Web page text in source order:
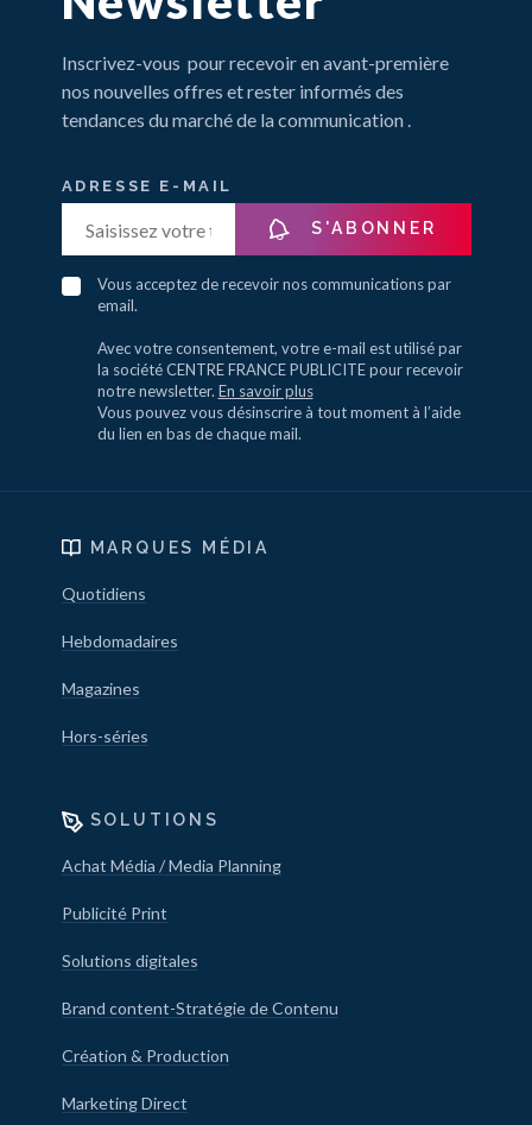
Inscrivez-vous pour recevoir en avant-première
nos nouvelles offres et rester informés des
tendances du marché de la communication .
ADRESSE E-MAIL
S'ABONNER
Vous acceptez de recevoir nos communications par
email.
Avec votre consentement, votre e-mail est utilisé par
la société CENTRE FRANCE PUBLICITE pour recevoir
notre newsletter. En savoir plus
Vous pouvez vous désinscrire à tout moment à l’aide
du lien en bas de chaque mail.
MARQUES MÉDIA
Quotidiens
Hebdomadaires
Magazines
Hors-séries
SOLUTIONS
Achat Média / Media Planning
Publicité Print
Solutions digitales
Brand content-Stratégie de Contenu
Création & Production
Marketing Direct